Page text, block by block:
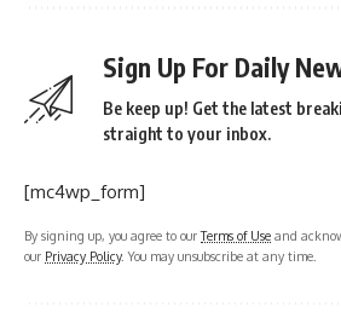
Sign Up For Daily
Be keep up! Get the latest
straight to your inbox.
[mc4wp_form]
By signing up, you agree to ourTerms of Use and
our Privacy Policy. You may unsubscribe at any time.